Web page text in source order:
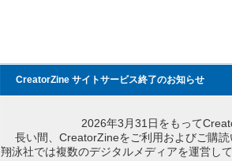
CreatorZine サイトサービス終了のお知らせ
2026年3月31日をもって
長い間、CreatorZineをご利用およびご購読
翔泳社では複数のデジタルメディアを運営し